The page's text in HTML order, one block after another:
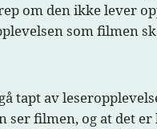
om den ikke lever
som filmen
tapt av
filmen, og at det